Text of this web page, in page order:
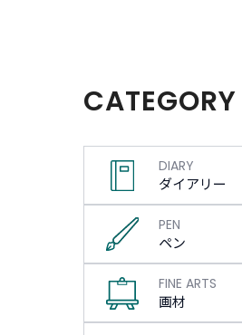
CATEGORY
DIARY
ダイアリー
PEN
ペン
FINE ARTS
画材